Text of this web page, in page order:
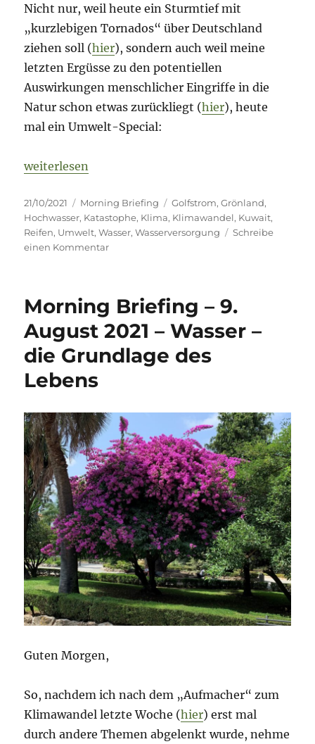
Nicht nur, weil heute ein Sturmtief mit
„kurzlebigen Tornados“ über Deutschland
ziehen soll (hier), sondern auch weil meine
letzten Ergüsse zu den potentiellen
Auswirkungen menschlicher Eingriffe in die
Natur schon etwas zurückliegt (hier), heute
mal ein Umwelt-Special:
„Morning Briefing – 21. Oktober 2021 – Umwelt –
weiterlesen
Veröffentlicht
am
21/10/2021 Kategorien
Morning Briefing Schlagwörter
Golfstrom,Grönland,
Hochwasser, Katastophe, Klima, Klimawandel, Kuwait,
Reifen, Umwelt,Wasser,Wasserversorgung
Schreibe
einen Kommentarzu
21.
2021
–
Umwelt
auch
nicht
besser…
Morning Briefing – 9.
August 2021 – Wasser –
die Grundlage des
Lebens
Guten Morgen,
So, nachdem ich nach dem „Aufmacher“ zum
Klimawandel letzte Woche (hier) erst mal
durch andere Themen abgelenkt wurde, nehme